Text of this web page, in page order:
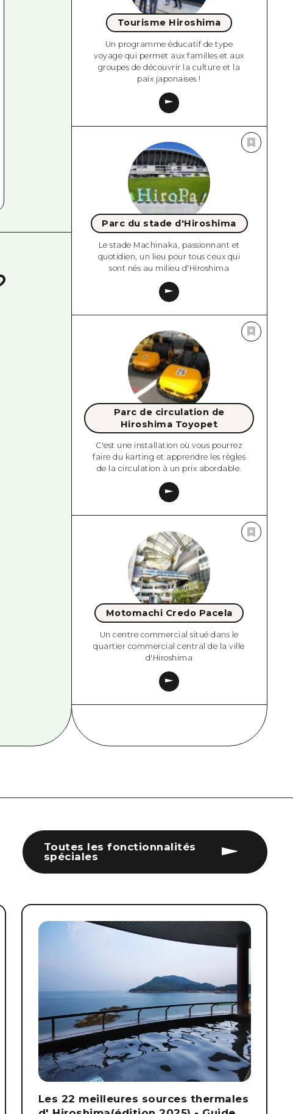
Tourisme Hiroshima
Un programme éducatif de type
voyage qui permet aux familles et aux
groupes de découvrir la culture et la
paix japonaises !
Parc du stade d'Hiroshima
Le stade Machinaka, passionnant et
quotidien, un lieu pour tous ceux qui
sont nés au milieu d'Hiroshima
Parc de circulation de
Hiroshima Toyopet
C'est une installation où vous pourrez
faire du karting et apprendre les règles
de la circulation à un prix abordable.
Motomachi Credo Pacela
Un centre commercial situé dans le
quartier commercial central de la ville
d'Hiroshima
Toutes les fonctionnalités
spéciales
Les 22 meilleures sources thermales